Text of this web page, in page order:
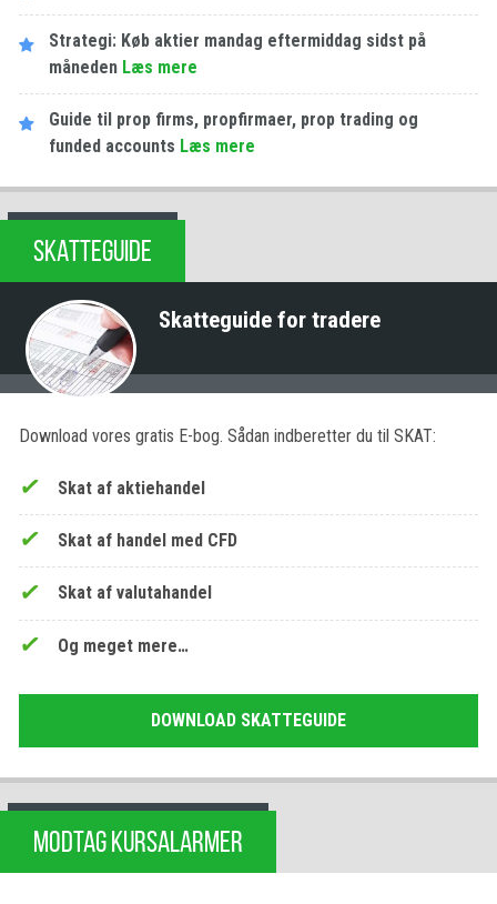
Strategi: Køb aktier mandag eftermiddag sidst på
måneden Læs mere
Guide til prop firms, propfirmaer, prop trading og
funded accounts Læs mere
SKATTEGUIDE
Skatteguide for tradere
Download vores gratis E-bog. Sådan indberetter du til SKAT:
Skat af aktiehandel
Skat af handel med CFD
Skat af valutahandel
Og meget mere…
DOWNLOAD SKATTEGUIDE
MODTAG KURSALARMER